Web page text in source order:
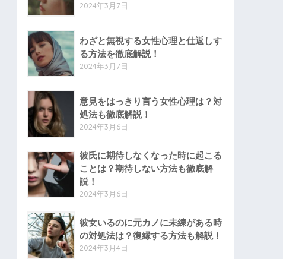
2024年3月7日
わざと無視する女性心理と仕返しす
る方法を徹底解説！
2024年3月7日
意見をはっきり言う女性心理は？対
処法も徹底解説！
2024年3月6日
彼氏に期待しなくなった時に起こる
ことは？期待しない方法も徹底解
説！
2024年3月6日
彼女いるのに元カノに未練がある時
の対処法は？復縁する方法も解説！
2024年3月4日